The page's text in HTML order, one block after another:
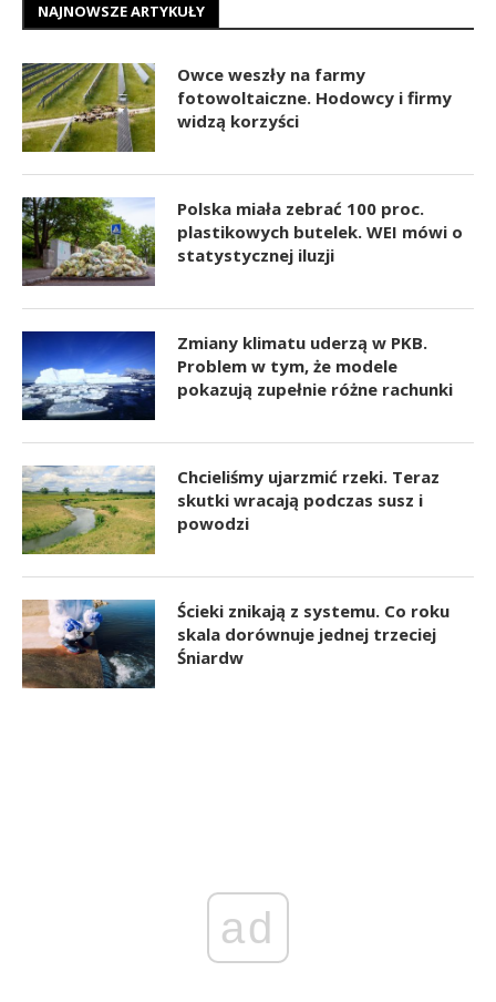
NAJNOWSZE ARTYKUŁY
Owce weszły na farmy
fotowoltaiczne. Hodowcy i firmy
widzą korzyści
Polska miała zebrać 100 proc.
plastikowych butelek. WEI mówi o
statystycznej iluzji
Zmiany klimatu uderzą w PKB.
Problem w tym, że modele
pokazują zupełnie różne rachunki
Chcieliśmy ujarzmić rzeki. Teraz
skutki wracają podczas susz i
powodzi
Ścieki znikają z systemu. Co roku
skala dorównuje jednej trzeciej
Śniardw
ad